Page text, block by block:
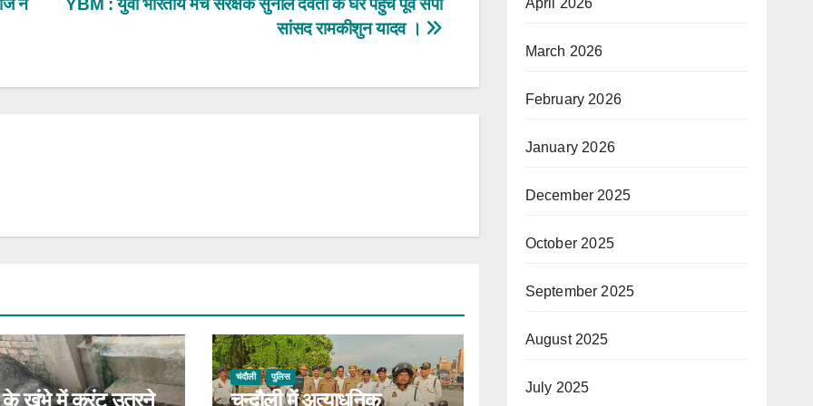
YBM : युवा भारतीय मंच संरक्षक सुनील देवता के घर पहुंचे पूर्व सपा
सांसद रामकीशुन यादव ।
ने
के खंभे में करंट उतरने
चंदौली पुलिस
चन्दौली में अत्याधुनिक
April 2026
March 2026
February 2026
January 2026
December 2025
October 2025
September 2025
August 2025
July 2025